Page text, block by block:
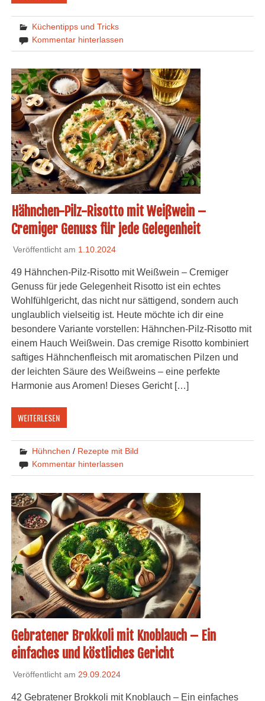
Küchentipps und Tricks
Kommentar hinterlassen
Hähnchen-Pilz-Risotto mit Weißwein –
Cremiger Genuss für jede Gelegenheit
Veröffentlicht am 1.10.2024
49 Hähnchen-Pilz-Risotto mit Weißwein – Cremiger
Genuss für jede Gelegenheit Risotto ist ein echtes
Wohlfühlgericht, das nicht nur sättigend, sondern auch
unglaublich vielseitig ist. Heute möchte ich dir eine
besondere Variante vorstellen: Hähnchen-Pilz-Risotto mit
einem Hauch Weißwein. Das cremige Risotto kombiniert
saftiges Hähnchenfleisch mit aromatischen Pilzen und
der leichten Säure des Weißweins – eine perfekte
Harmonie aus Aromen! Dieses Gericht […]
WEITERLESEN
Hühnchen / Rezepte mit Bild
Kommentar hinterlassen
Gebratener Brokkoli mit Knoblauch – Ein
einfaches und köstliches Gericht
Veröffentlicht am 29.09.2024
42 Gebratener Brokkoli mit Knoblauch – Ein einfaches